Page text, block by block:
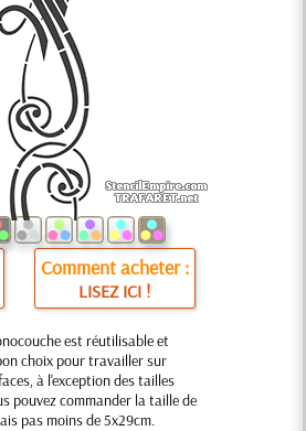
Comment acheter :
LISEZ ICI !
est réutilisable et
choix pour travailler sur
à l'exception des tailles
pouvez commander la taille de
pas moins de 5x29cm.